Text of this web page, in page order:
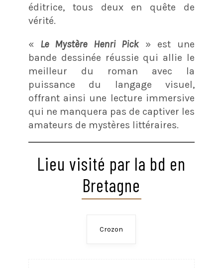
éditrice, tous deux en quête de
vérité.
« Le Mystère Henri Pick» est une
bande dessinée réussie qui allie le
meilleur du roman avec la
puissance du langage visuel,
offrant ainsi une lecture immersive
qui ne manquera pas de captiver les
amateurs de mystères littéraires.
Lieu visité par la bd en
Bretagne
Crozon